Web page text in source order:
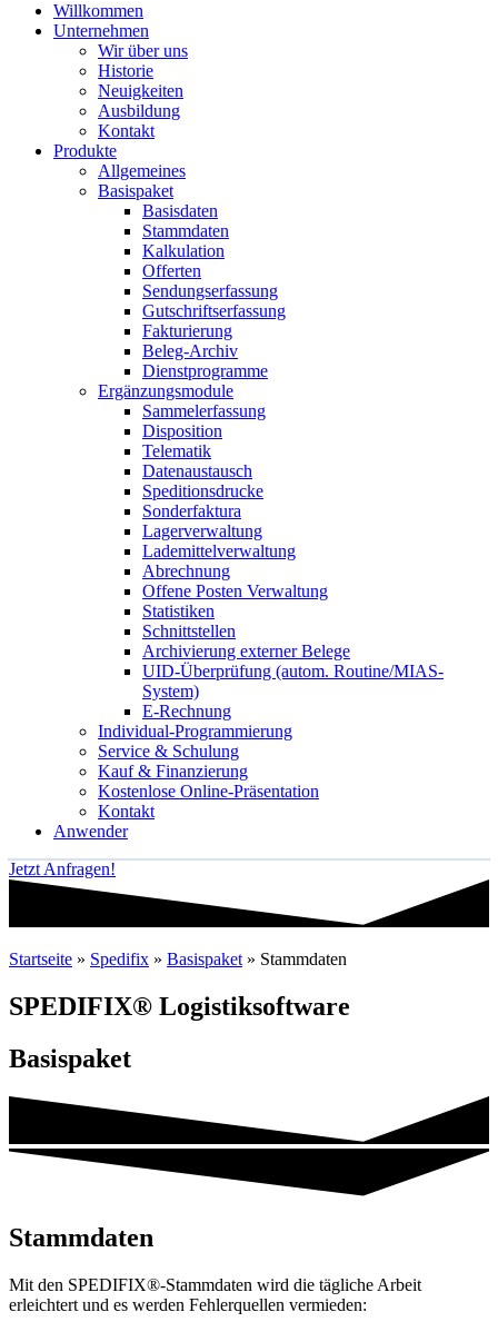
Willkommen
Unternehmen
Wir über uns
Historie
Neuigkeiten
Ausbildung
Kontakt
Produkte
Allgemeines
Basispaket
Basisdaten
Stammdaten
Kalkulation
Offerten
Sendungserfassung
Gutschriftserfassung
Fakturierung
Beleg-Archiv
Dienstprogramme
Ergänzungsmodule
Sammelerfassung
Disposition
Telematik
Datenaustausch
Speditionsdrucke
Sonderfaktura
Lagerverwaltung
Lademittelverwaltung
Abrechnung
Offene Posten Verwaltung
Statistiken
Schnittstellen
Archivierung externer Belege
UID-Überprüfung (autom. Routine/MIAS-
System)
E-Rechnung
Individual-Programmierung
Service & Schulung
Kauf & Finanzierung
Kostenlose Online-Präsentation
Kontakt
Anwender
Jetzt Anfragen!
Startseite » Spedifix » Basispaket » Stammdaten
SPEDIFIX® Logistiksoftware
Basispaket
Stammdaten
Mit den SPEDIFIX®-Stammdaten wird die tägliche Arbeit
erleichtert und es werden Fehlerquellen vermieden: